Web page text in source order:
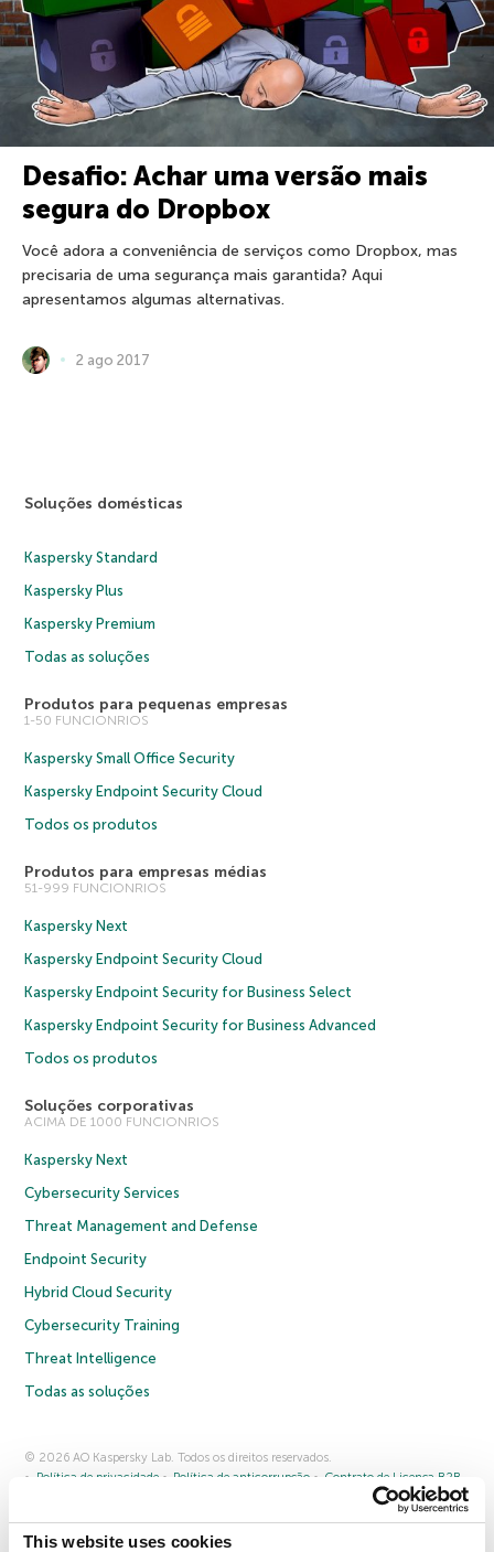
This website uses cookies
Desafio: Achar uma versão mais
segura do Dropbox
Você adora a conveniência de serviços como Dropbox, mas
precisaria de uma segurança mais garantida? Aqui
apresentamos algumas alternativas.
2 ago 2017
Soluções domésticas
Kaspersky Standard
Kaspersky Plus
Kaspersky Premium
Todas as soluções
Produtos para pequenas empresas
1-50 FUNCIONRIOS
Kaspersky Small Office Security
Kaspersky Endpoint Security Cloud
Todos os produtos
Produtos para empresas médias
51-999 FUNCIONRIOS
Kaspersky Next
Kaspersky Endpoint Security Cloud
Kaspersky Endpoint Security for Business Select
Kaspersky Endpoint Security for Business Advanced
Todos os produtos
Soluções corporativas
ACIMA DE 1000 FUNCIONRIOS
Kaspersky Next
Cybersecurity Services
Threat Management and Defense
Endpoint Security
Hybrid Cloud Security
Cybersecurity Training
Threat Intelligence
Todas as soluções
© 2026 AO Kaspersky Lab. Todos os direitos reservados.
Política de privacidade
Política de anticorrupção
Contrato de Licença B2B
Cookies
Fale conosco Sobre a Kaspersky Parceiros